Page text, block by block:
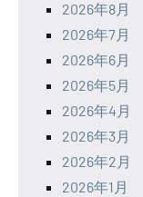
2026年8月
2026年7月
2026年6月
2026年5月
2026年4月
2026年3月
2026年2月
2026年1月